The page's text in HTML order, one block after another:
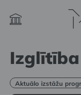
Izglītība
Aktuālo izstāžu